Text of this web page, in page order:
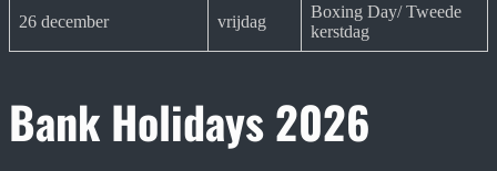
26 december vrijdag
Boxing Day/ Tweede
kerstdag
Bank Holidays 2026